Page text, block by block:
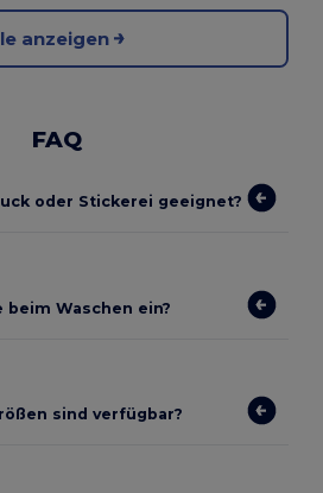
anzeigen
FAQ
oder Stickerei geeignet?
beim Waschen ein?
sind verfügbar?